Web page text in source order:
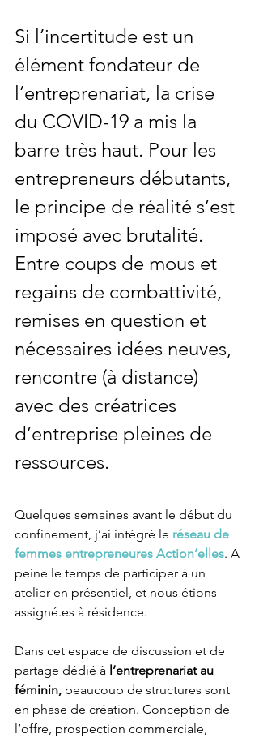
Si l’incertitude est un
élément fondateur de
l’entreprenariat, la crise
du COVID-19 a mis la
barre très haut. Pour les
entrepreneurs débutants,
le principe de réalité s’est
imposé avec brutalité.
Entre coups de mous et
regains de combattivité,
remises en question et
nécessaires idées neuves,
rencontre (à distance)
avec des créatrices
d’entreprise pleines de
ressources.
Quelques semaines avant le début du
confinement, j’ai intégré le réseau de
femmes entrepreneures Action’elles. A
peine le temps de participer à un
atelier en présentiel, et nous étions
assigné.es à résidence.
Dans cet espace de discussion et de
partage dédié à l’entreprenariat au
féminin, beaucoup de structures sont
en phase de création. Conception de
l’offre, prospection commerciale,